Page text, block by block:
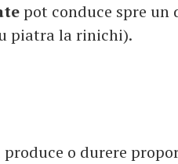
pot conduce spre un
piatra la rinichi).
o durere